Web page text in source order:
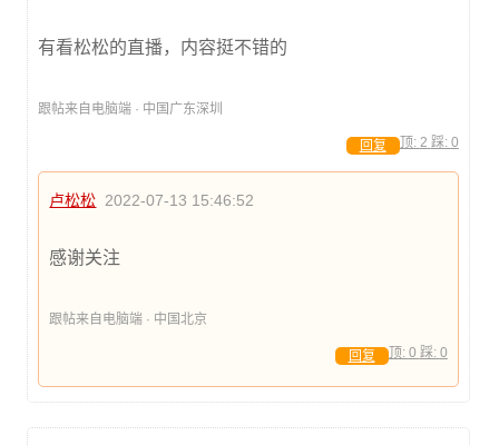
有看松松的直播，内容挺不错的
跟帖来自电脑端 · 中国广东深圳
顶: 2 踩: 0
回复
卢松松 2022-07-13 15:46:52
感谢关注
跟帖来自电脑端 · 中国北京
顶: 0 踩: 0
回复